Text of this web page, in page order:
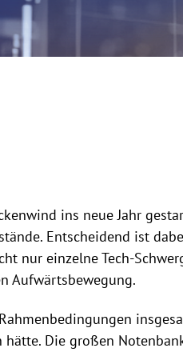
ins neue Jahr
Entscheidend ist
nur einzelne Tech-
Aufwärtsbewegung.
Die großen